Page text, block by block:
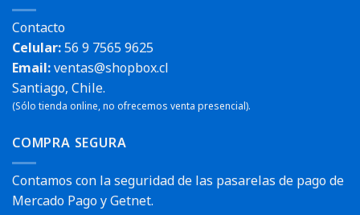
Contacto
Celular:56 9 7565 9625
Email:ventas@shopbox.cl
Santiago, Chile.
(Sólo tienda online, no ofrecemos venta presencial).
COMPRA SEGURA
Contamos con la seguridad de las pasarelas de pago de
Mercado Pago y Getnet.